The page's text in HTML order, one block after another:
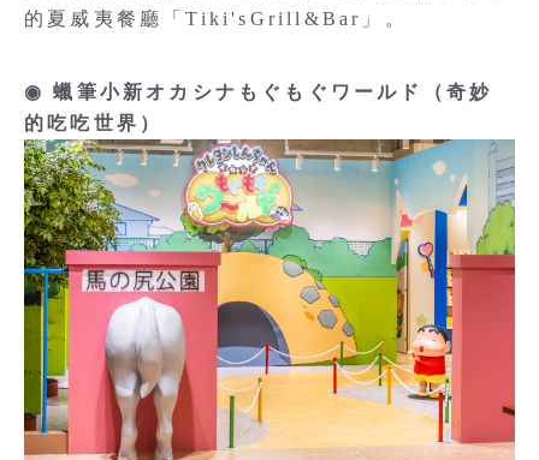
的夏威夷餐廳「Tiki'sGrill&Bar」。
◉ 蠟筆小新オカシナもぐもぐワールド（奇妙
的吃吃世界）